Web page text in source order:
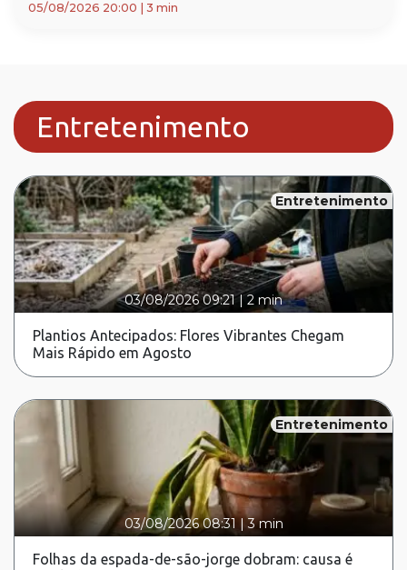
05/08/2026 20:00 3 min
Entretenimento
Entretenimento
03/08/2026 09:21|2 min
Plantios Antecipados: Flores Vibrantes Chegam
Mais Rápido em Agosto
Entretenimento
03/08/2026 08:31 |3 min
Folhas da espada-de-são-jorge dobram: causa é